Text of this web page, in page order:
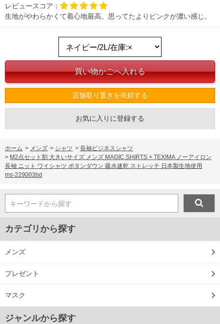
レビュースコア：
生地がやわらかくて着心地最高。思ってたよりピンクが濃い感じ。
店舗取り置きを依頼する
お気に入りに登録する
ホーム > メンズ > シャツ > 長袖ビジネスシャツ
> M2点セット割 大きいサイズ メンズ MAGIC SHIRTS × TEXIMA ノーアイロン
長袖 ニット ワイシャツ ボタンダウン 吸水速乾 ストレッチ 日本製生地使用
ms-229003bd
キーワードから探す
カテゴリから探す
メンズ
プレゼント
マスク
ジャンルから探す